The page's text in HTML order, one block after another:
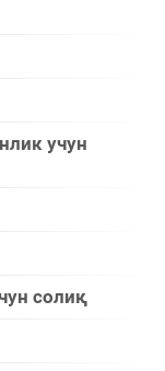
учун
солиқ